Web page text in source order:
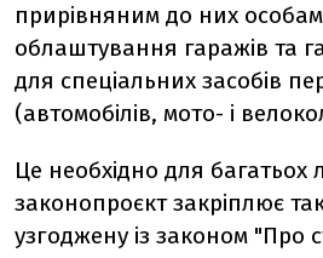
прирівняним до них
облаштування гаражів та
для спеціальних засобів
(автомобілів, мото- і
Це необхідно для багатьох
законопроєкт закріплює
узгоджену із законом "Про